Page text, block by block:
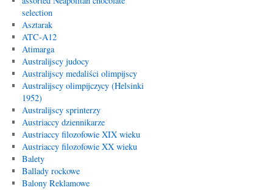
selection
Asztarak
ATC-A12
Atimarga
Australijscy judocy
Australijscy medaliści olimpijscy
Australijscy olimpijczycy (Helsinki
1952)
Australijscy sprinterzy
Austriaccy dziennikarze
Austriaccy filozofowie XIX wieku
Austriaccy filozofowie XX wieku
Balety
Ballady rockowe
Balony Reklamowe